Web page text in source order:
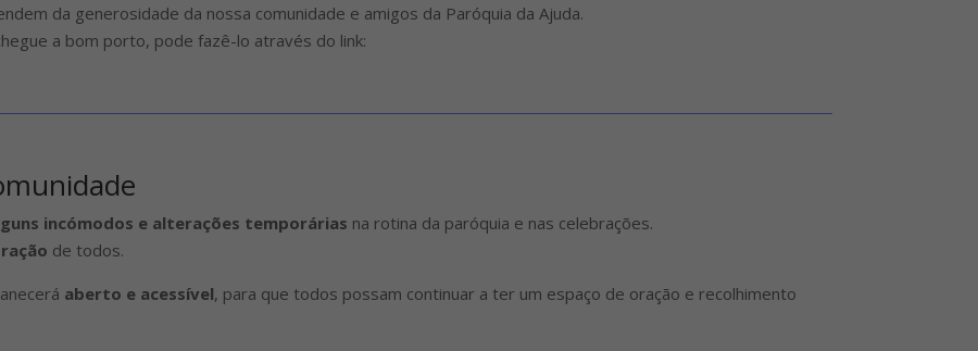
da generosidade da nossa comunidade e amigos da Paróquia da Ajuda.
a bom porto, pode fazê-lo através do link:
incómodos e alterações temporárias na rotina da paróquia e nas celebrações.
de todos.
aberto e acessível, para que todos possam continuar a ter um espaço de oração e recolhimento